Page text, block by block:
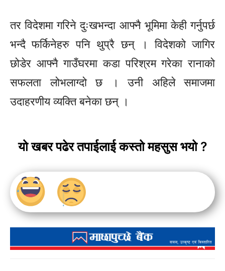
तर विदेशमा गरिने दुःखभन्दा आफ्नै भूमिमा केही गर्नुपर्छ
भन्दै फर्किनेहरु पनि थुप्रै छन् । विदेशको जागिर
छोडेर आफ्नै गाउँघरमा कडा परिश्रम गरेका रानाको
सफलता लोभलाग्दो छ । उनी अहिले समाजमा
उदाहरणीय व्यक्ति बनेका छन् ।
यो खबर पढेर तपाईलाई कस्तो महसुस भयो ?